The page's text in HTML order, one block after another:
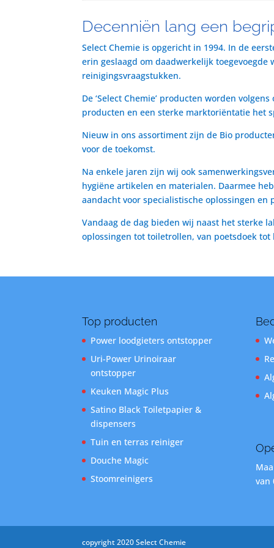
Decenniën lang een
Select Chemie is opgericht in 1994. In de
erin geslaagd om daadwerkelijk
reinigingsvraagstukken.
De ‘Select Chemie’ producten worden
producten en een sterke marktoriëntatie het
Nieuw in ons assortiment zijn de Bio
voor de toekomst.
Na enkele jaren zijn wij ook
hygiëne artikelen en materialen. Daarmee
aandacht voor specialistische oplossingen en
Vandaag de dag bieden wij naast het sterke
oplossingen tot toiletrollen, van poetsdoek
Top producten
Power loodgieters ontstopper
Uri-Power Urinoiraar
ontstopper
Keuken Magic Plus
Satino Black Toiletpapier &
dispensers
Tuin en terras reiniger
Douche Magic
Stoomreinigers
van
copyright 2020 Select Chemie